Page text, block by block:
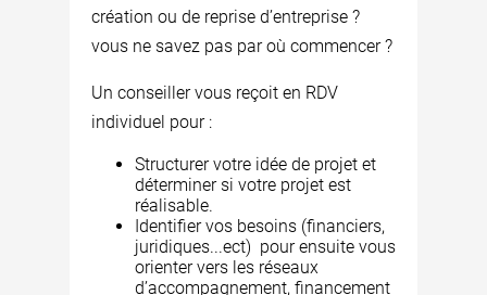
création ou de reprise d’entreprise ?
vous ne savez pas par où commencer ?
Un conseiller vous reçoit en RDV
individuel pour :
Structurer votre idée de projet et
déterminer si votre projet est
réalisable.
Identifier vos besoins (financiers,
juridiques...ect) pour ensuite vous
orienter vers les réseaux
d’accompagnement, financement